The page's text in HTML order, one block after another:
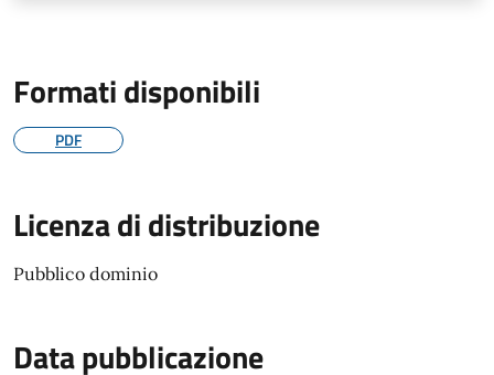
Formati disponibili
PDF
Licenza di distribuzione
Pubblico dominio
Data pubblicazione